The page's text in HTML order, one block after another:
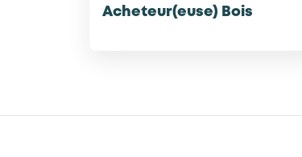
Acheteur(euse) Bois